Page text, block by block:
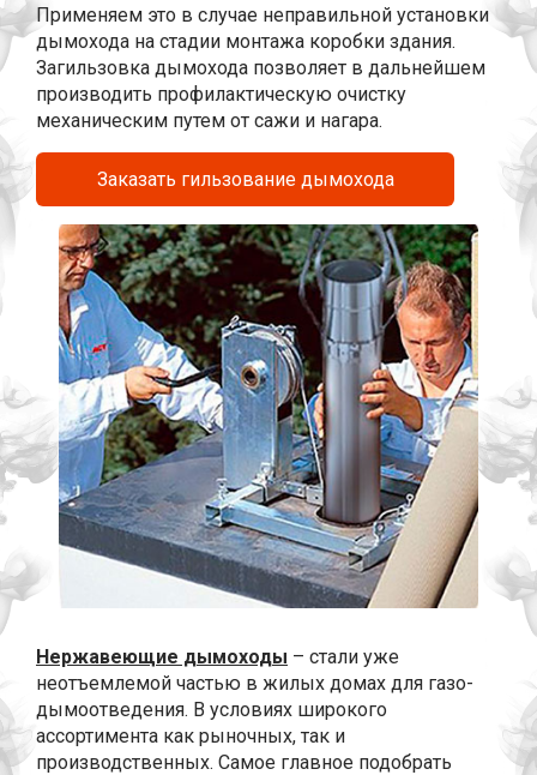
Применяем это в случае неправильной установки
дымохода на стадии монтажа коробки здания.
Загильзовка дымохода позволяет в дальнейшем
производить профилактическую очистку
механическим путем от сажи и нагара.
Заказать гильзование дымохода
Нержавеющие дымоходы – стали уже
неотъемлемой частью в жилых домах для газо-
дымоотведения. В условиях широкого
ассортимента как рыночных, так и
производственных. Самое главное подобрать